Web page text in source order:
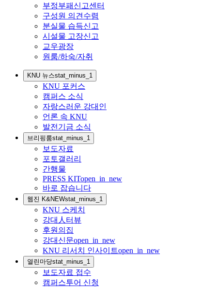
부정부패신고센터
구성원 의견수렴
분실물 습득신고
시설물 고장신고
교우광장
원룸/하숙/자취
KNU 뉴스stat_minus_1
KNU 포커스
캠퍼스 소식
자랑스러운 강대인
언론 속 KNU
발전기금 소식
브리핑룸stat_minus_1
보도자료
포토갤러리
간행물
PRESS KITopen_in_new
바로 잡습니다
웹진 K&NEWstat_minus_1
KNU 스케치
강대人터뷰
후원의집
강대신문open_in_new
KNU 리서치 인사이트open_in_new
열린마당stat_minus_1
보도자료 접수
캠퍼스투어 신청